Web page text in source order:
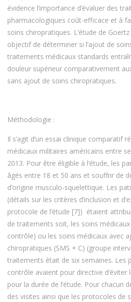
évidence l’importance d’évaluer des
pharmacologiques coût-efficace et à
soins chiropratiques. L’étude de
objectif de déterminer si l’ajout de
traitements médicaux standards
douleur supérieur comparativement
sans ajout de soins chiropratiques.
Méthodologie :
Il s’agit d’un essai clinique comparatif
médicaux militaires américains entre
2013. Pour être éligible à l’étude, les
âgés entre 18 et 50 ans et souffrir de
d’origine musculo-squelettique. Les
(détails sur les critères d’inclusion et
protocole de l’étude [7]) étaient
de traitements soit, les soins
contrôle) ou les soins médicaux avec
chiropratiques (SMS + C) (groupe
traitements était de six semaines. Les
contrôle avaient pour directive d’éviter
pour la durée de l’étude. Pour chacun
des visites ainsi que les protocoles de